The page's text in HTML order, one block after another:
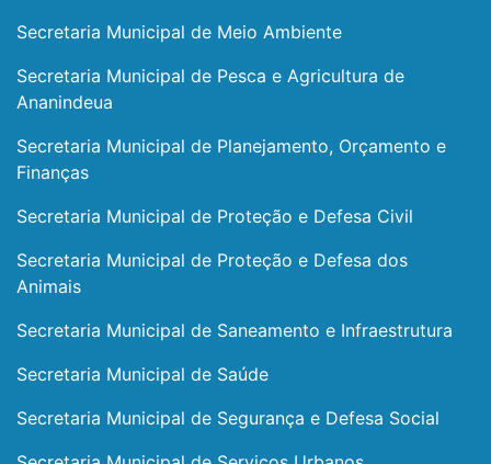
Secretaria Municipal de Meio Ambiente
Secretaria Municipal de Pesca e Agricultura de
Ananindeua
Secretaria Municipal de Planejamento, Orçamento e
Finanças
Secretaria Municipal de Proteção e Defesa Civil
Secretaria Municipal de Proteção e Defesa dos
Animais
Secretaria Municipal de Saneamento e Infraestrutura
Secretaria Municipal de Saúde
Secretaria Municipal de Segurança e Defesa Social